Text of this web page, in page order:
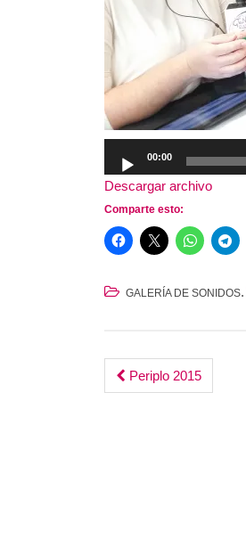
Reproductor
de
audio
00:00
Descargar archivo
Comparte esto:
GALERÍA DE SONIDOS.
Post
Periplo 2015